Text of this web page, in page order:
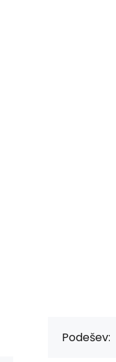
Podešev: